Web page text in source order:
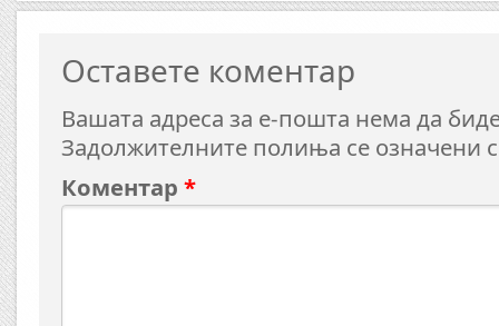
Оставете коментар
Вашата адреса за е-пошта нема да
Задолжителните полиња се означени
Коментар *